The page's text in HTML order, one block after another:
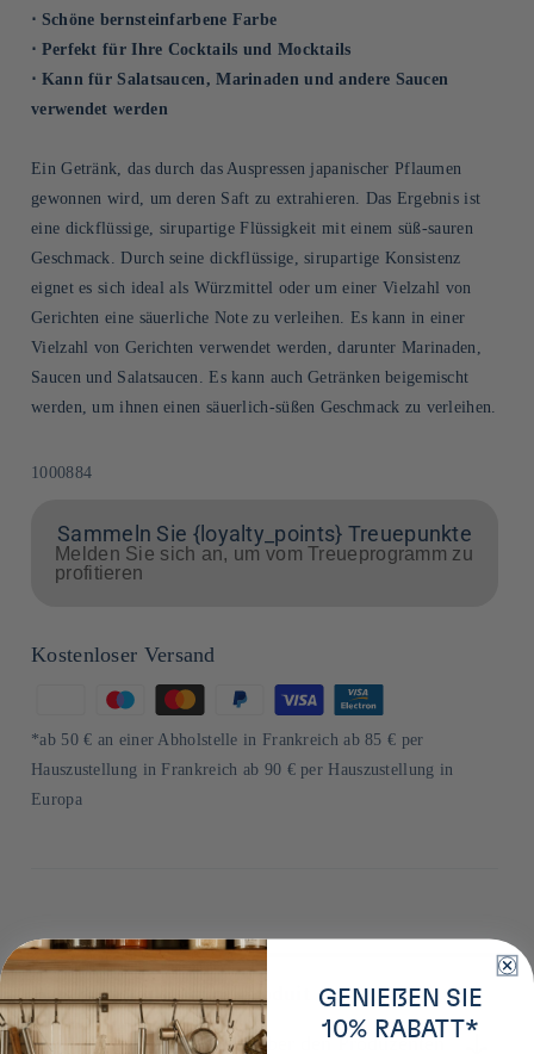
⋅ Schöne bernsteinfarbene Farbe
⋅ Perfekt für Ihre Cocktails und Mocktails
⋅ Kann für Salatsaucen, Marinaden und andere Saucen
verwendet werden
Ein Getränk, das durch das Auspressen japanischer Pflaumen
gewonnen wird, um deren Saft zu extrahieren. Das Ergebnis ist
eine dickflüssige, sirupartige Flüssigkeit mit einem süß-sauren
Geschmack. Durch seine dickflüssige, sirupartige Konsistenz
eignet es sich ideal als Würzmittel oder um einer Vielzahl von
Gerichten eine säuerliche Note zu verleihen. Es kann in einer
Vielzahl von Gerichten verwendet werden, darunter Marinaden,
Saucen und Salatsaucen. Es kann auch Getränken beigemischt
werden, um ihnen einen säuerlich-süßen Geschmack zu verleihen.
SKU:
1000884
Sammeln Sie {loyalty_points} Treuepunkte
Melden Sie sich an, um vom Treueprogramm zu
profitieren
Kostenloser Versand
Zahlungsmethoden
*ab 50 € an einer Abholstelle in Frankreich ab 85 € per
Hauszustellung in Frankreich ab 90 € per Hauszustellung in
Europa
Plus de détails sur ce produit
Erfahren Sie mehr über den Produzenten
GENIEßEN SIE
10% RABATT*